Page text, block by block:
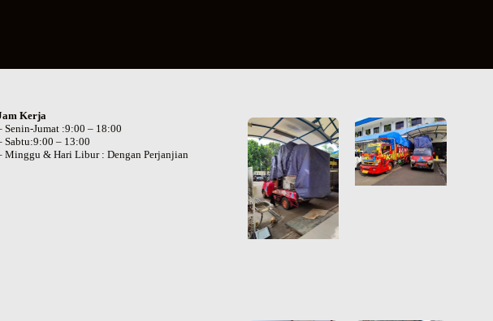
Kerja
Senin-Jumat :9:00 – 18:00
Sabtu:9:00 – 13:00
Minggu & Hari Libur : Dengan Perjanjian